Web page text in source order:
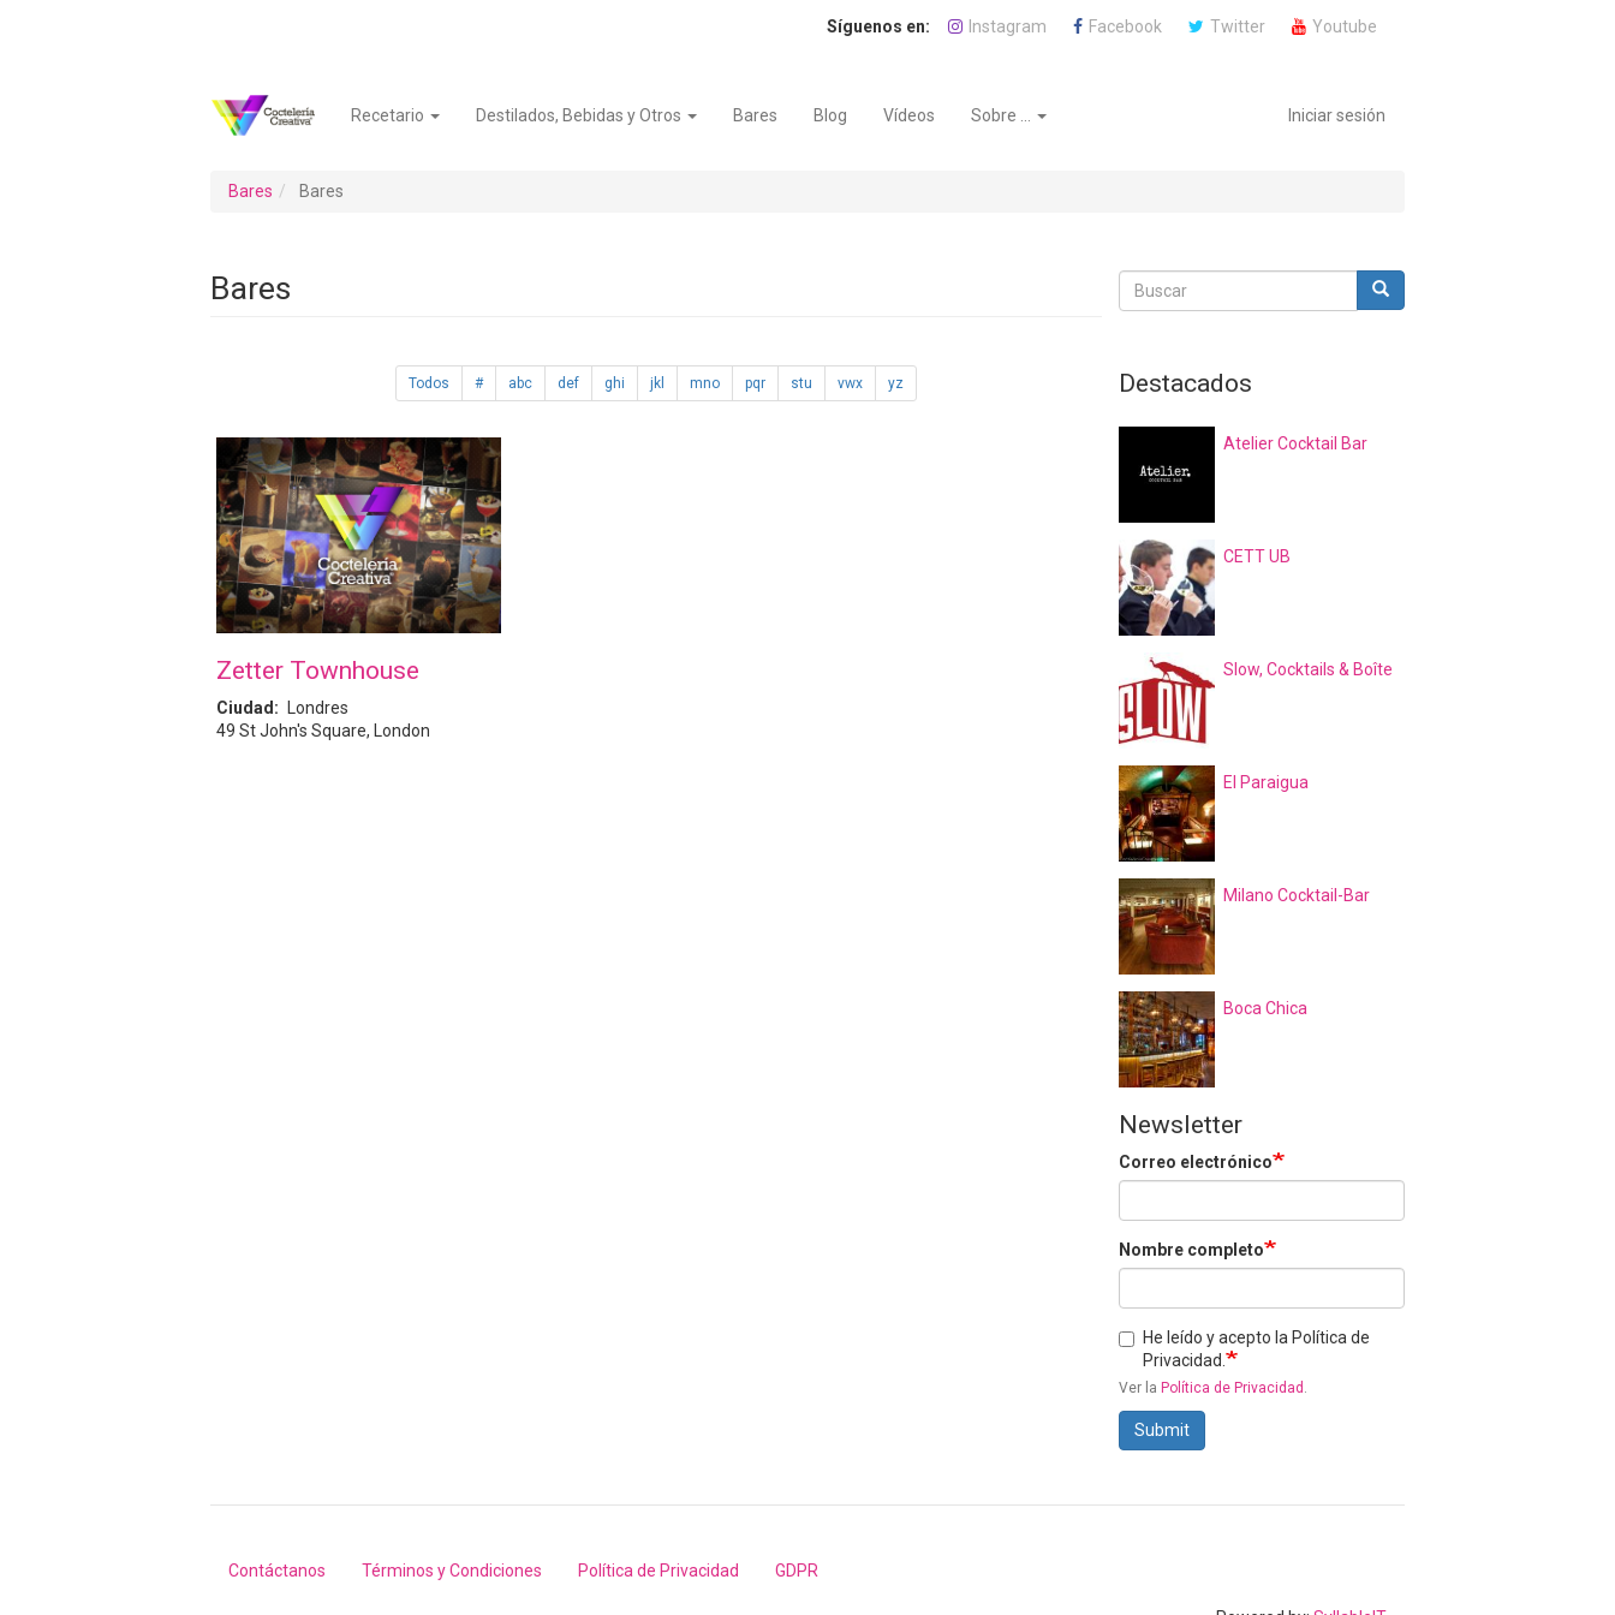
Instagram Facebook Twitter Youtube
NavegaciónRecetario Destilados, Bebidas y Otros Bares Blog Vídeos Sobre ...
Menú
cuenta
de
Iniciar sesión
Bares Bares
Bares
Todos # abc def ghi jkl mno pqr stu vwx yz
Zetter Townhouse
Ciudad
Londres
49 St John's Square, London
Buscar
Buscar Buscar
Destacados
Atelier Cocktail Bar
CETT UB
Slow, Cocktails & Boîte
El Paraigua
Milano Cocktail-Bar
Boca Chica
Newsletter
Correo electrónico
Nombre completo
He leído y acepto la Política de
Privacidad.
Ver la Política de Privacidad .
Submit
Footer
Contáctanos Términos y Condiciones Política de Privacidad GDPR